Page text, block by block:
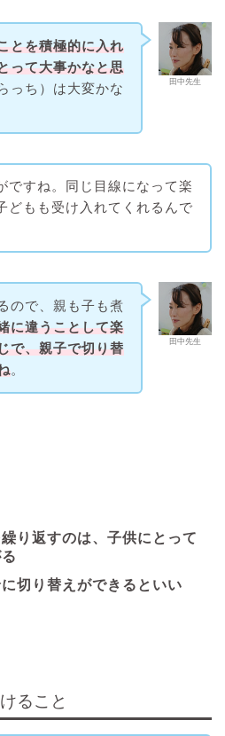
田中先生
とを積極的に入れ
って大事かなと思
っち）は大変かな
ですね。同じ目線になって楽
どもも受け入れてくれるんで
田中先生
ので、親も子も煮
に違うことして楽
で、親子で切り替
。
り返すのは、子供にとって
切り替えができるといい
ること